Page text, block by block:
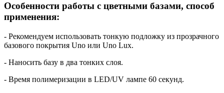
Особенности работы с цветными базами, способ
применения:
- Рекомендуем использовать тонкую подложку из прозрачного
базового покрытия Uno или Uno Lux.
- Наносить базу в два тонких слоя.
- Время полимеризации в LED/UV лампе 60 секунд.